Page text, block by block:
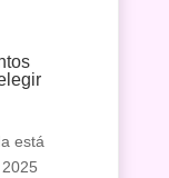
está